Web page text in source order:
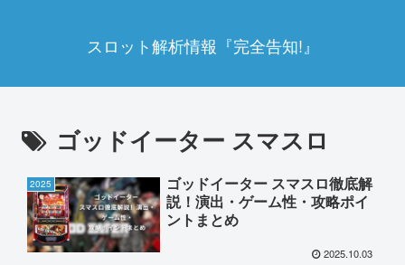
スロット解析情報『完全告知!』
ゴッドイーター スマスロ
2025
ゴッドイーター スマスロ徹底解
説！演出・ゲーム性・攻略ポイ
ントまとめ
2025.10.03